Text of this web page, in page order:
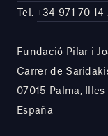
Tel. +34 971 70 14
Fundació Pilar i
Carrer de
07015 Palma, Illes
España